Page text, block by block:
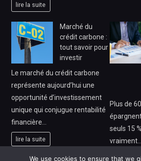
lire la suite
Marché du
crédit carbone :
tout savoir pour
investir
Le marché du crédit carbone
représente aujourd’hui une
opportunité d’investissement
unique qui conjugue rentabilité
financière…
lire la suite
Plus de
seuls 15
vraiment…
lire la
We use cookies to ensure that we